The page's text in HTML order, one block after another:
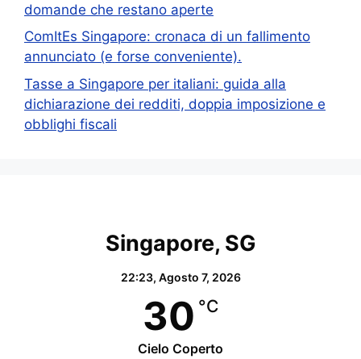
domande che restano aperte
ComItEs Singapore: cronaca di un fallimento
annunciato (e forse conveniente).
Tasse a Singapore per italiani: guida alla
dichiarazione dei redditi, doppia imposizione e
obblighi fiscali
Singapore, SG
22:23, Agosto 7, 2026
30 °C
Cielo Coperto